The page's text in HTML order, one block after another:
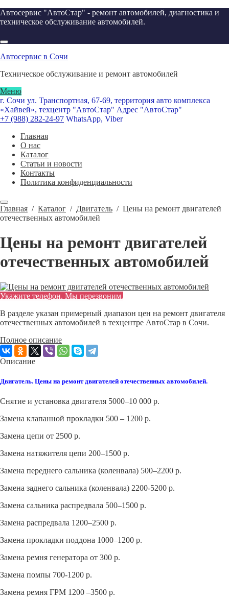
Автосервис "АвтоСтар" - ремонт автомобилей, диагностика и
техническое обслуживание автомобилей.
Автосервис в Сочи
Техническое обслуживание и ремонт автомобилей
Меню
г. Сочи ул. Транспортная, 67-69, территория авто комплекса
«Хайвей», техцентр "АвтоСтар" Адрес "АвтоСтар"
+7 (988) 282-24-97 WhatsApp, Viber
Главная
О нас
Каталог
Статьи и новости
Контакты
Политика конфиденциальности
Главная / Каталог / Двигатель / Цены на ремонт двигателей
отечественных автомобилей
Цены на ремонт двигателей
отечественных автомобилей
Укажите телефон. Мы перезвоним.
В разделе указан примерный диапазон цен на ремонт двигателя
отечественных автомобилей в техцентре АвтоСтар в Сочи.
Полное описание
Описание
Двигатель. Цены на ремонт двигателей отечественных автомобилей.
Снятие и установка двигателя 5000–10 000 р.
Замена клапанной прокладки 500 – 1200 р.
Замена цепи от 2500 р.
Замена натяжителя цепи 200–1500 р.
Замена переднего сальника (коленвала) 500–2200 р.
Замена заднего сальника (коленвала) 2200-5200 р.
Замена сальника распредвала 500–1500 р.
Замена распредвала 1200–2500 р.
Замена прокладки поддона 1000–1200 р.
Замена ремня генератора от 300 р.
Замена помпы 700-1200 р.
Замена ремня ГРМ 1200 –3500 р.